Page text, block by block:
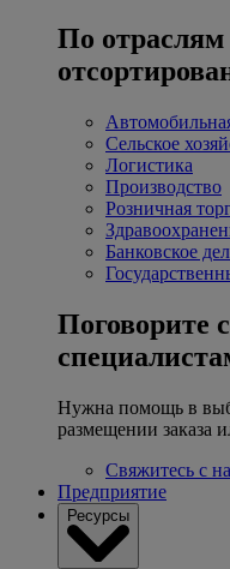
По отраслям
Сельское
Логистика
Производство
Розничная
Банковское
Поговорите
Нужна помощь в
размещении заказа
Свяжитесь с
Предприятие
Ресурсы